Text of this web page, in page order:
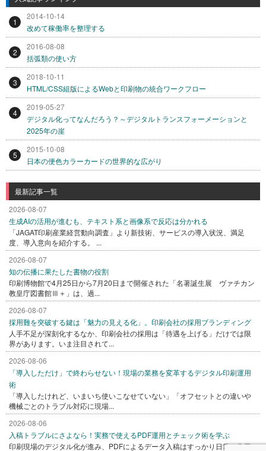
1
2014-10-14
改めて稼働率を整理する
2
2016-08-08
括弧類の使い方
3
2018-10-11
HTML/CSS組版によるWebと印刷物の統合ワークフロー
4
2019-05-27
デジタル化ってなんだろう？～デジタルトランスフォーメーションと
2025年の崖
5
2015-10-08
日本の便色カラーカードの世界的な広がり
最新記事一覧
2026-08-07
生成AIの活用が進むも、テキスト系と画像系で反応は分かれる
「JAGAT印刷産業経営動向調査」より新技術、サービスの導入状況、満足
度、導入意向を紹介する。 ...
2026-08-07
知の伝播に果たした書物の役割
印刷博物館で4月25日から7月20日まで開催された「名著誕生展 ヴァチカン
教皇庁図書館Ⅲ＋」は、過...
2026-08-07
採用難を突破する鍵は「魅力の見える化」。印刷会社の採用ブランディング
人手不足が深刻化するなか、印刷会社の採用は「待遇を上げる」だけでは限
界があります。いま注目されて...
2026-08-06
「導入しただけ」で終わらせない！現場の業務を変革するデジタル印刷運用
術
「導入したけれど、いまいち使いこなせていない」「オフセットとの違いや
機械ごとのトラブル対応に現場...
2026-08-06
入稿トラブルにさよなら！実務で使えるPDF運用とチェック術を学ぶ
印刷現場のデジタル化が進み、PDFによるデータ入稿はすっかり日常の作業